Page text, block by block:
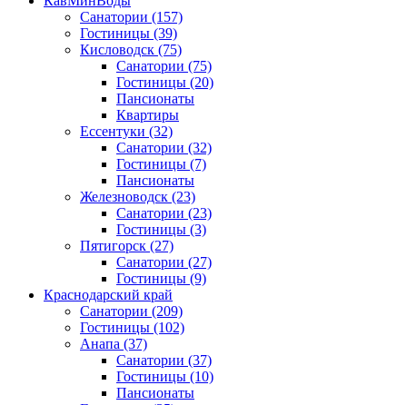
Санатории (157)
Гостиницы (39)
Кисловодск (75)
Санатории (75)
Гостиницы (20)
Пансионаты
Квартиры
Ессентуки (32)
Санатории (32)
Гостиницы (7)
Пансионаты
Железноводск (23)
Санатории (23)
Гостиницы (3)
Пятигорск (27)
Санатории (27)
Гостиницы (9)
Краснодарский край
Санатории (209)
Гостиницы (102)
Анапа (37)
Санатории (37)
Гостиницы (10)
Пансионаты